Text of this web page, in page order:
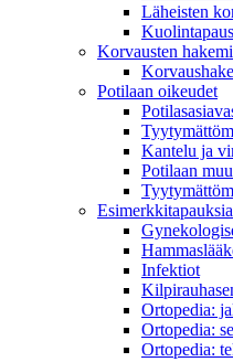
Läheisten
Kuolintapaus
Korvausten
Potilaan oikeudet
Kantelu ja
Potilaan
Esimerkkitapauksia
Infektiot
Ortopedia:
Ortopedia:
Ortopedia: